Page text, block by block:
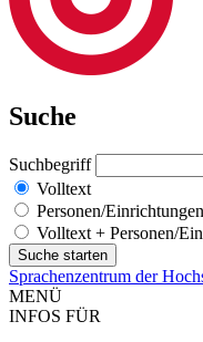
Suche
Suchbegriff
Volltext
Personen/Einrichtungen
Volltext + Personen/
Sprachenzentrum der
MENÜ
INFOS FÜR